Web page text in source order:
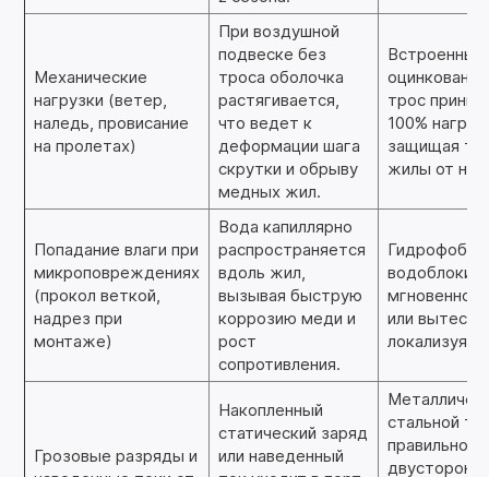
Механические
нагрузки (ветер,
наледь, провисание
на пролетах)
При воздушной
подвеске без
троса оболочка
растягивается,
что ведет к
деформации шага
скрутки и обрыву
медных жил.
Встроенный
трос
100%
защищая
жилы от
Попадание влаги при
микроповреждениях
(прокол веткой,
надрез при
монтаже)
Вода капиллярно
распространяется
вдоль жил,
вызывая быструю
коррозию меди и
рост
сопротивления.
мгновенно
или
локализуя
Грозовые разряды и
Накопленный
статический заряд
или наведенный
стальной
правильном